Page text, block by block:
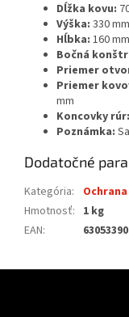
Dĺžka kovu:
Výška: 330 mm
Hĺbka: 160 mm
Bočná
Priemer
Priemer
mm
Koncovky rúr:
Poznámka:
Dodatočné
Kategória:
Hmotnosť: 1 kg
EAN: